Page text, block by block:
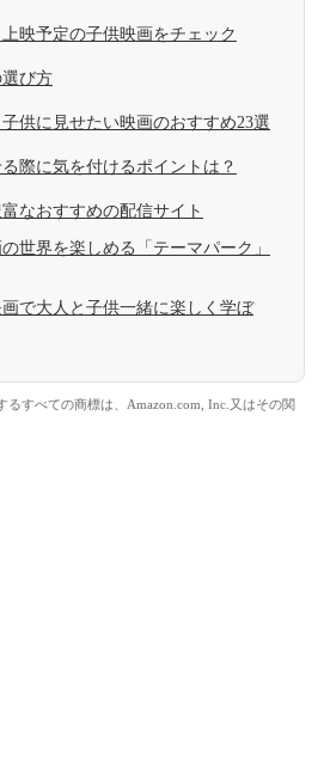
映予定の子供映画をチェック
び方
供に見せたい映画のおすすめ23選
際に気を付けるポイントは？
なおすすめの配信サイト
世界を楽しめる「テーマパーク」
で大人と子供一緒に楽しく学ぼ
すべての商標は、Amazon.com, Inc.又はその関